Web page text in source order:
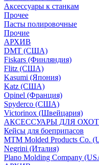
Аксессуары к станкам
Прочее
Пасты полировочные
Прочие
АРХИВ
DMT (США)
Fiskars (Финляндия)
Flitz (США)
Kasumi (Япония)
Katz (США)
Opinel (Франция)
Spyderco (США)
Victorinox (Швейцария)
АКСЕССУАРЫ ДЛЯ
Кейсы для боеприпасов
MTM Molded Products Co.
Negrini (Италия)
Plano Molding Company